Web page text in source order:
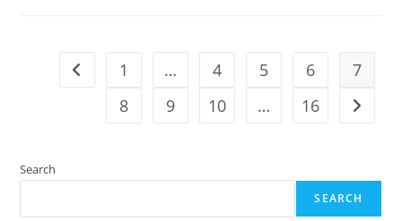
Go to the previous page
1 … 4 5 6
7
8
9 10 … 16 Go to
Search
SEARCH